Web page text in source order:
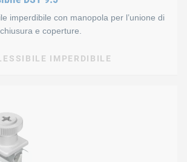
sinterizzato, zincato
imperdibile con manopola per l’unione di
e coperture.
IMPERDIBILE
flessibile
imperdibile con tecnologia a scatto